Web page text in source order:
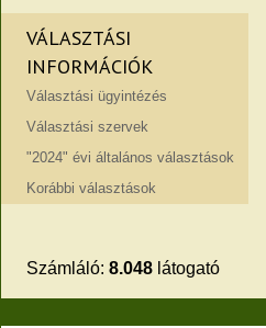
VÁLASZTÁSI
INFORMÁCIÓK
Választási ügyintézés
Választási szervek
"2024" évi általános választások
Korábbi választások
Számláló: 8.048látogató